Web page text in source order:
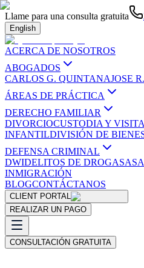
Llame para una consulta gratuita
English
ACERCA DE NOSOTROS
ABOGADOS
CARLOS G. QUINTANAJOSE
ÁREAS DE PRÁCTICA
DERECHO FAMILIAR
DIVORCIOCUSTODIA Y
INFANTILDIVISIÓN DE
DEFENSA CRIMINAL
DWIDELITOS DE DROGAS
INMIGRACIÓN
BLOGCONTÁCTANOS
CLIENT PORTAL
REALIZAR UN PAGO
CONSULTACIÓN GRATUITA